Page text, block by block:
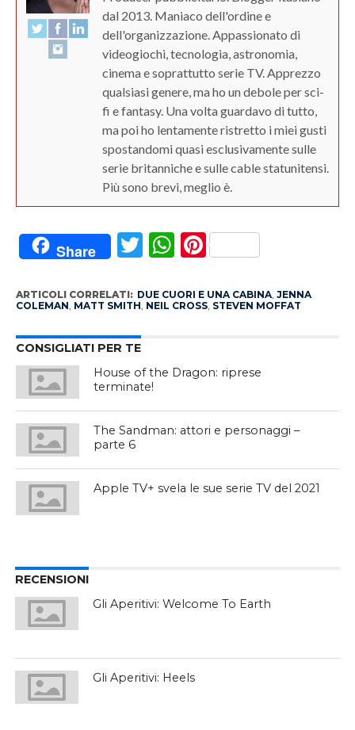
dal 2013. Maniaco dell'ordine e
dell'organizzazione. Appassionato di
videogiochi, tecnologia, astronomia,
cinema e soprattutto serie TV. Apprezzo
qualsiasi genere, ma ho un debole per sci-
fi e fantasy. Una volta guardavo di tutto,
ma poi ho lentamente ristretto i miei gusti
spostandomi quasi esclusivamente sulle
serie britanniche e sulle cable statunitensi.
Più sono brevi, meglio è.
Share Twitter
WhatsApp
Pinterest
ARTICOLI CORRELATI: DUE CUORI E UNA CABINA, JENNA
COLEMAN MATT SMITH NEIL CROSS, STEVEN MOFFAT
CONSIGLIATI PER TE
House of the Dragon: riprese
terminate!
The Sandman: attori e personaggi –
parte 6
Apple TV+ svela le sue serie TV del 2021
RECENSIONI
Gli Aperitivi: Welcome To Earth
Gli Aperitivi: Heels